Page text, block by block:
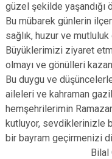
Evciler
güzel şekilde yaşandığı
Bu mübarek günlerin
sağlık, huzur ve
Büyüklerimizi ziyaret
olmayı ve gönülleri
Bu duygu ve
aileleri ve kahraman
hemşehrilerimin
kutluyor, sevdiklerinizle
bir bayram geçirmenizi
Bilal